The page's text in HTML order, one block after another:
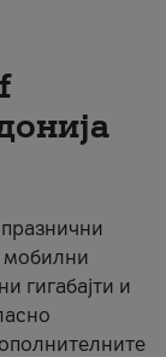
мобилни
гигабајти и